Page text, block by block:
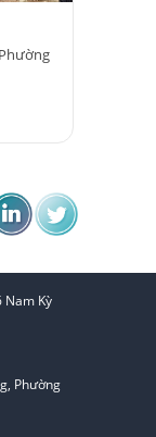
Nam Kỳ
Phường